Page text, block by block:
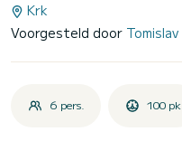
Krk
Voorgesteld door Tomislav
6 pers. 100 pk